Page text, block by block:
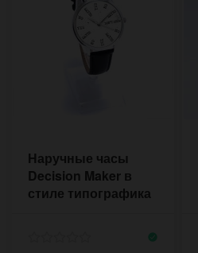
Наручные часы
Decision Maker в
стиле типографика